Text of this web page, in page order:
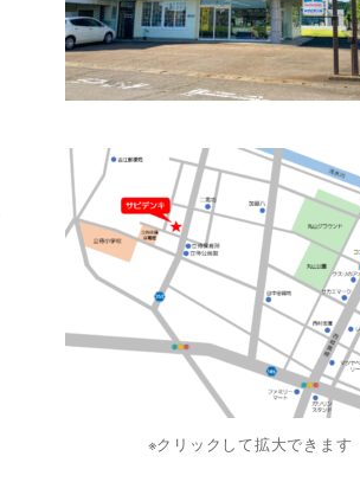
※クリックして拡大できます